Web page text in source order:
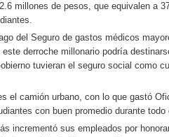
millones de pesos, que equivalen a
del Seguro de gastos médicos
derroche millonario podría
tuvieran el seguro social como
el camión urbano, con lo que gastó
con buen promedio durante todo
incrementó sus empleados por